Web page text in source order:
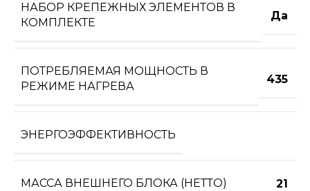
НАБОР КРЕПЕЖНЫХ ЭЛЕМЕНТОВ В
КОМПЛЕКТЕ
Да
ПОТРЕБЛЯЕМАЯ МОЩНОСТЬ В
РЕЖИМЕ НАГРЕВА
435
ЭНЕРГОЭФФЕКТИВНОСТЬ
МАССА ВНЕШНЕГО БЛОКА (НЕТТО) 21